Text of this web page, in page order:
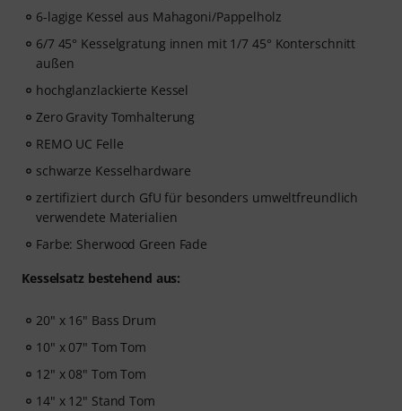
6-lagige Kessel aus Mahagoni/Pappelholz
6/7 45° Kesselgratung innen mit 1/7 45° Konterschnitt
außen
hochglanzlackierte Kessel
Zero Gravity Tomhalterung
REMO UC Felle
schwarze Kesselhardware
zertifiziert durch GfU für besonders umweltfreundlich
verwendete Materialien
Farbe: Sherwood Green Fade
Kesselsatz bestehend aus:
20" x 16" Bass Drum
10" x 07" Tom Tom
12" x 08" Tom Tom
14" x 12" Stand Tom